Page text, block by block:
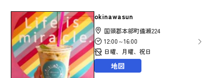
okinawasun
国頭郡本部町備瀬224
12:00～16:00
日曜、月曜、祝日
地図